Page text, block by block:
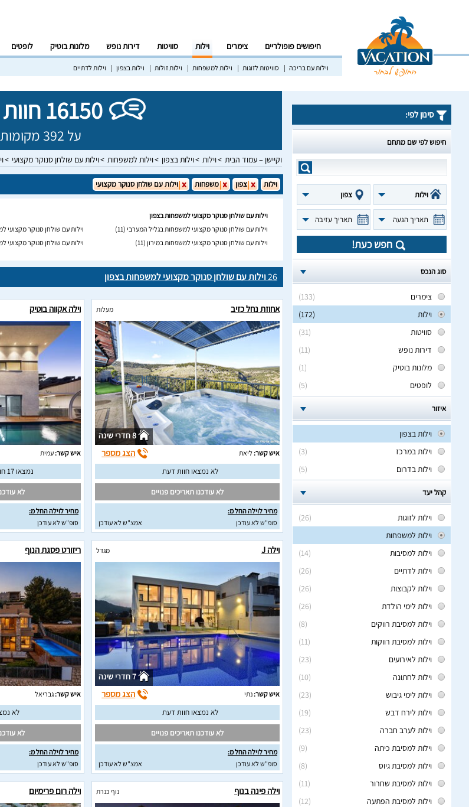
חיפושים פופולריים צימרים וילות סוויטות דירות נופש מלונות בוטיק לופטים
וילות עם בריכה סוויטות לזוגות וילות למשפחות וילות זולות וילות בצפון וילות לדתיים
16150 חוות דעת מאומתות!
על 392 מקומות אירוח שונים בישראל
וקיישן – עמוד הבית וילות וילות בצפון וילות למשפחות וילות עם שולחן סנוקר מקצועי
סינון לפי:
חיפוש לפי שם מתחם
וילות צפון
תאריך הגעה תאריך עזיבה
חפש כעת!
סוג הנכס
(133)
צימרים
(172)
וילות
(31)
סוויטות
(11)
דירות נופש
(1)
מלונות בוטיק
(5)
לופטים
איזור
וילות בצפון
(3)
וילות במרכז
(5)
וילות בדרום
קהל יעד
(26)
וילות לזוגות
וילות למשפחות
(14)
וילות למסיבות
(26)
וילות לדתיים
(26)
וילות לקבוצות
(26)
וילות לימי הולדת
(8)
וילות למסיבת רווקים
(11)
וילות למסיבת רווקות
(23)
וילות לאירועים
(10)
וילות לחתונה
(23)
וילות לימי גיבוש
(19)
וילות לירח דבש
(23)
וילות לערב חברה
(9)
וילות למסיבת כיתה
(8)
וילות למסיבת גיוס
(11)
וילות למסיבת שחרור
(12)
וילות למסיבת הפתעה
וילות צפון משפחות וילות עם שולחן סנוקר מקצועי
וילות עם שולחן סנוקר מקצועי למשפחות בצפון
וילות עם שולחן סנוקר מקצועי למשפחות בגליל המערבי (11) וילות עם שולחן סנוקר מקצועי
וילות עם שולחן סנוקר מקצועי למשפחות במירון (11) וילות עם שולחן סנוקר מקצועי
26וילות עם שולחן סנוקר מקצועי למשפחות בצפון
אחוזת נחל כזיב מעלות
8 חדרי שינה
איש קשר:ליאת הצג מספר
לא נמצאו חוות דעת
לא עודכנו תאריכים פנויים
מחיר לוילה החל מ:
סופ"ש לא עודכן
אמצ"ש לא עודכן
וילה אקווה בוטיק
איש קשר:עמית
נמצאו 17 חוות דעת מאומתות
לא
מחיר לוילה החל מ:
סופ"ש לא עודכן
וילה J מגדל
7 חדרי שינה
איש קשר:נתי הצג מספר
לא נמצאו חוות דעת
לא עודכנו תאריכים פנויים
מחיר לוילה החל מ:
סופ"ש לא עודכן
אמצ"ש לא עודכן
ריזורט פסגת הנוף
איש קשר:גבריאל
לא
לא
מחיר לוילה החל מ:
סופ"ש לא עודכן
וילה פינה בנוף נוף כנרת וילה רום פרימיום